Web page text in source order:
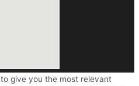
give you the most relevant